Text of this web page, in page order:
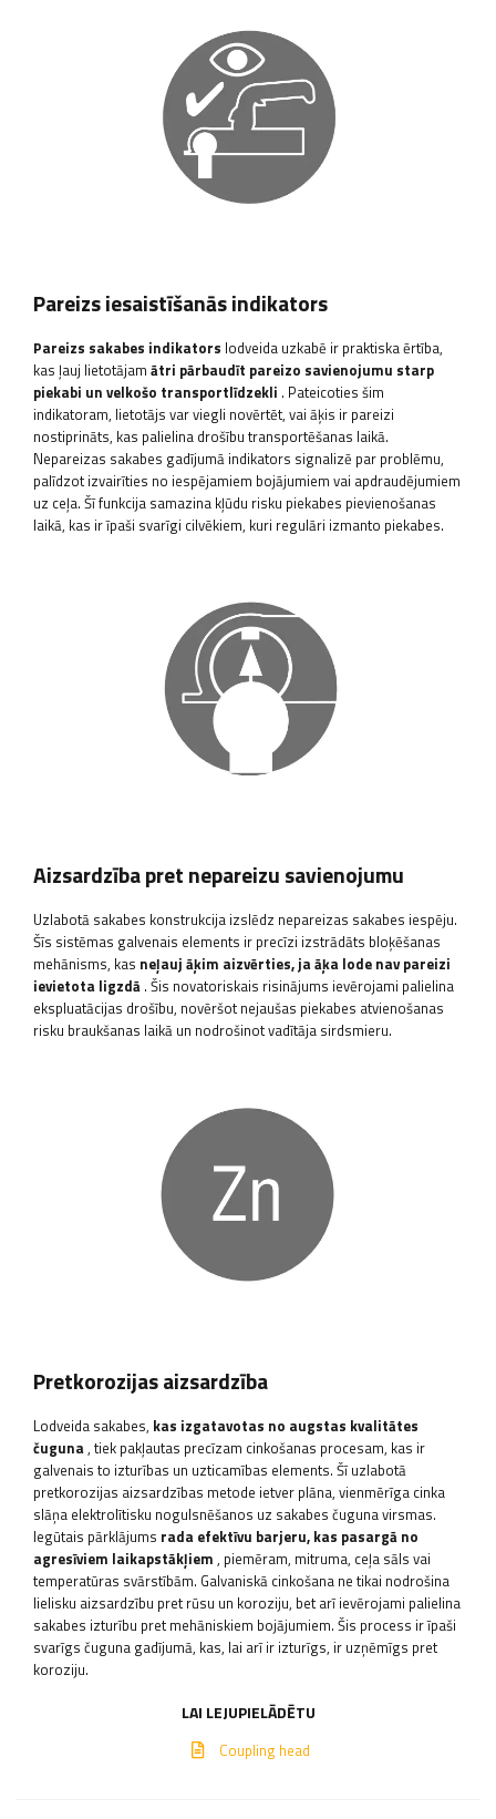
Pareizs iesaistīšanās indikators
Pareizs sakabes indikators lodveida uzkabē ir praktiska ērtība,
kas ļauj lietotājam ātri pārbaudīt pareizo savienojumu starp
piekabi un velkošo transportlīdzekli . Pateicoties šim
indikatoram, lietotājs var viegli novērtēt, vai āķis ir pareizi
nostiprināts, kas palielina drošību transportēšanas laikā.
Nepareizas sakabes gadījumā indikators signalizē par problēmu,
palīdzot izvairīties no iespējamiem bojājumiem vai apdraudējumiem
uz ceļa. Šī funkcija samazina kļūdu risku piekabes pievienošanas
laikā, kas ir īpaši svarīgi cilvēkiem, kuri regulāri izmanto piekabes.
Aizsardzība pret nepareizu savienojumu
Uzlabotā sakabes konstrukcija izslēdz nepareizas sakabes iespēju.
Šīs sistēmas galvenais elements ir precīzi izstrādāts bloķēšanas
mehānisms, kas neļauj āķim aizvērties, ja āķa lode nav pareizi
ievietota ligzdā . Šis novatoriskais risinājums ievērojami palielina
ekspluatācijas drošību, novēršot nejaušas piekabes atvienošanas
risku braukšanas laikā un nodrošinot vadītāja sirdsmieru.
Pretkorozijas aizsardzība
Lodveida sakabes, kas izgatavotas no augstas kvalitātes
čuguna , tiek pakļautas precīzam cinkošanas procesam, kas ir
galvenais to izturības un uzticamības elements. Šī uzlabotā
pretkorozijas aizsardzības metode ietver plāna, vienmērīga cinka
slāņa elektrolītisku nogulsnēšanos uz sakabes čuguna virsmas.
Iegūtais pārklājums rada efektīvu barjeru, kas pasargā no
agresīviem laikapstākļiem , piemēram, mitruma, ceļa sāls vai
temperatūras svārstībām. Galvaniskā cinkošana ne tikai nodrošina
lielisku aizsardzību pret rūsu un koroziju, bet arī ievērojami palielina
sakabes izturību pret mehāniskiem bojājumiem. Šis process ir īpaši
svarīgs čuguna gadījumā, kas, lai arī ir izturīgs, ir uzņēmīgs pret
koroziju.
LAI LEJUPIELĀDĒTU
Coupling head